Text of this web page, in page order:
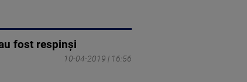
fost respinși
10-04-2019 | 16:56